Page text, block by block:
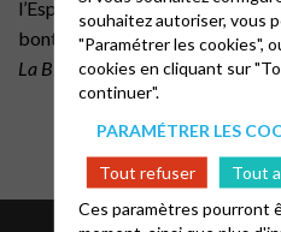
l’Esprit de Dieu : c’est l’amour,
bonté, la bienveillance, la
La Bible, Lettre de Paul aux
souhaitez autoriser, vous
"Paramétrer les cookies",
cookies en cliquant sur
continuer".
PARAMÉTRER LES
Tout refuser
Tout
Ces paramètres pourront